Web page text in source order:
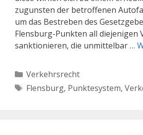
zugunsten der betroffenen
um das Bestreben des
Flensburg-Punkten all diejenigen
sanktionieren, die unmittelbar …
Kategorien
Verkehrsrecht
Schlagwörter
Flensburg, Punktesystem,